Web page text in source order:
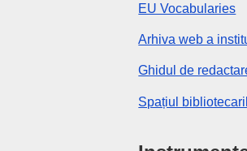
EU Vocabularies
Arhiva web a
Ghidul de
Spațiul